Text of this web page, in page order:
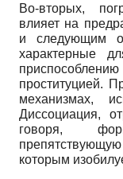
Во-вторых,
влияет на
и следующим
характерные
проституцией.
механизмах,
Диссоциация,
говоря,
которым